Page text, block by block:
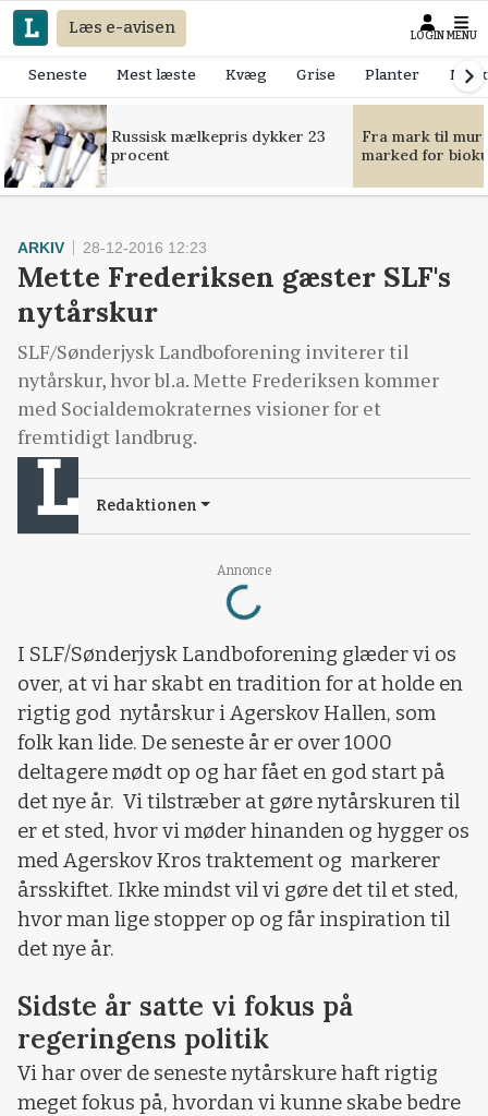
Læs e-avisen LOGIN MENU
Seneste Mest læste Kvæg Grise Planter
Russisk mælkepris dykker 23
procent
Fra mark til
marked for
Annonce
Loading...
ARKIV 28-12-2016 12:23
Mette Frederiksen gæster SLF's
nytårskur
SLF/Sønderjysk Landboforening inviterer til
nytårskur, hvor bl.a. Mette Frederiksen kommer
med Socialdemokraternes visioner for et
fremtidigt landbrug.
Redaktionen
I SLF/Sønderjysk Landboforening glæder vi os
over, at vi har skabt en tradition for at holde en
rigtig god nytårskur i Agerskov Hallen, som
folk kan lide. De seneste år er over 1000
deltagere mødt op og har fået en god start på
det nye år. Vi tilstræber at gøre nytårskuren til
er et sted, hvor vi møder hinanden og hygger os
med Agerskov Kros traktement og markerer
årsskiftet. Ikke mindst vil vi gøre det til et sted,
hvor man lige stopper op og får inspiration til
det nye år.
Sidste år satte vi fokus på
regeringens politik
Vi har over de seneste nytårskure haft rigtig
meget fokus på, hvordan vi kunne skabe bedre